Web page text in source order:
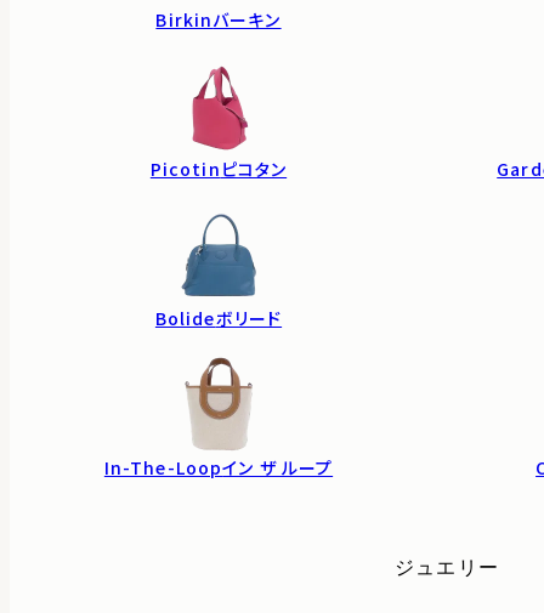
Birkinバーキン
Picotin ピコタン
Bolideボリード
In-The-Loopイン ザ ループ
ジュエリー